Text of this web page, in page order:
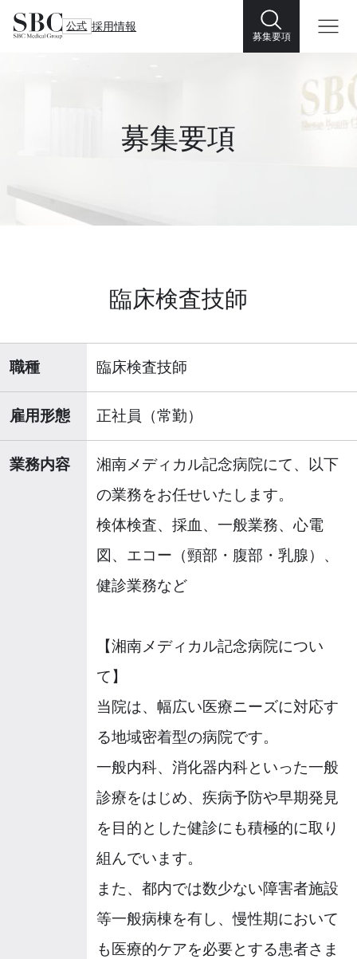
公式 採用情報
募集要項
募集要項
臨床検査技師
職種 臨床検査技師
雇用形態 正社員（常勤）
業務内容
湘南メディカル記念病院にて、以下
の業務をお任せいたします。
検体検査、採血、一般業務、心電
図、エコー（頸部・腹部・乳腺）、
健診業務など
【湘南メディカル記念病院につい
て】
当院は、幅広い医療ニーズに対応す
る地域密着型の病院です。
一般内科、消化器内科といった一般
診療をはじめ、疾病予防や早期発見
を目的とした健診にも積極的に取り
組んでいます。
また、都内では数少ない障害者施設
等一般病棟を有し、慢性期において
も医療的ケアを必要とする患者さま